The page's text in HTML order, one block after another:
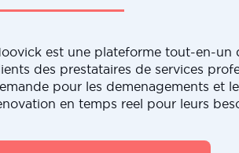
est une plateforme tout-en-un
des prestataires de services
pour les demenagements et
en temps reel pour leurs